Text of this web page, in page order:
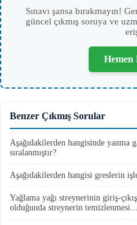
Sınavı şansa bırakmayın!
güncel çıkmış soruya ve
Hemen
Benzer Çıkmış Sorular
Aşağıdakilerden hangisinde yanma
sıralanmıştır?
Aşağıdakilerden hangisi greslerin
Yağlama yağı streynerinin giriş-
olduğunda streynerin temizlenmesi...